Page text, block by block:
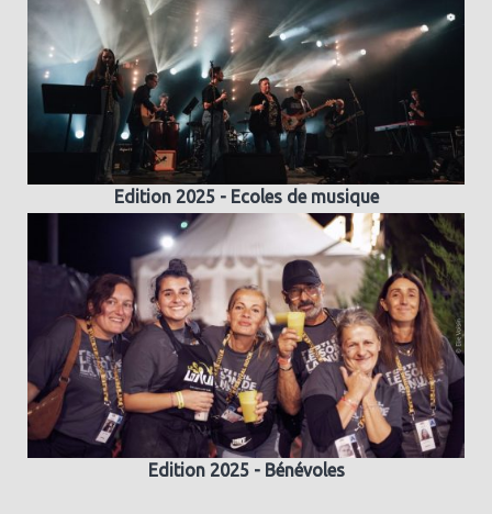
Edition 2025 - Ecoles de musique
Edition 2025 - Bénévoles